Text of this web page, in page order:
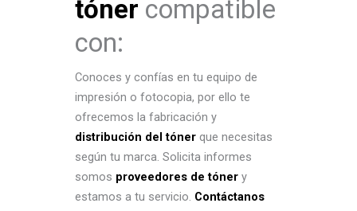
tóner compatible
con:
Conoces y confías en tu equipo de
impresión o fotocopia, por ello te
ofrecemos la fabricación y
distribución del tóner que necesitas
según tu marca. Solicita informes
somos proveedores de tóner y
estamos a tu servicio. Contáctanos